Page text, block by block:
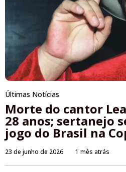
Últimas Notícias
Morte do cantor
28 anos; sertanejo
jogo do Brasil na
23 de junho de 2026 1 mês atrás